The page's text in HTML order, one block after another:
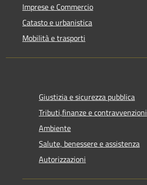
Imprese e Commercio
Catasto e urbanistica
Mobilità e trasporti
Giustizia e sicurezza pubblica
Tributi,finanze e contravvenzioni
Ambiente
Salute, benessere e assistenza
Autorizzazioni